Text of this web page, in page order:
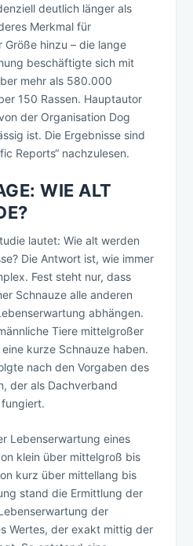
deutlich länger als
Merkmal für
hinzu – die lange
beschäftigte sich mit
mehr als 580.000
150 Rassen. Hauptautor
der Organisation Dog
ist. Die Ergebnisse sind
Reports“ nachzulesen.
WIE ALT
lautet: Wie alt werden
Die Antwort ist, wie immer
Fest steht nur, dass
Schnauze alle anderen
abhängen.
Tiere mittelgroßer
kurze Schnauze haben.
nach den Vorgaben des
der als Dachverband
Lebenserwartung eines
klein über mittelgroß bis
kurz über mittellang bis
stand die Ermittlung der
der
Wertes, der exakt mittig der